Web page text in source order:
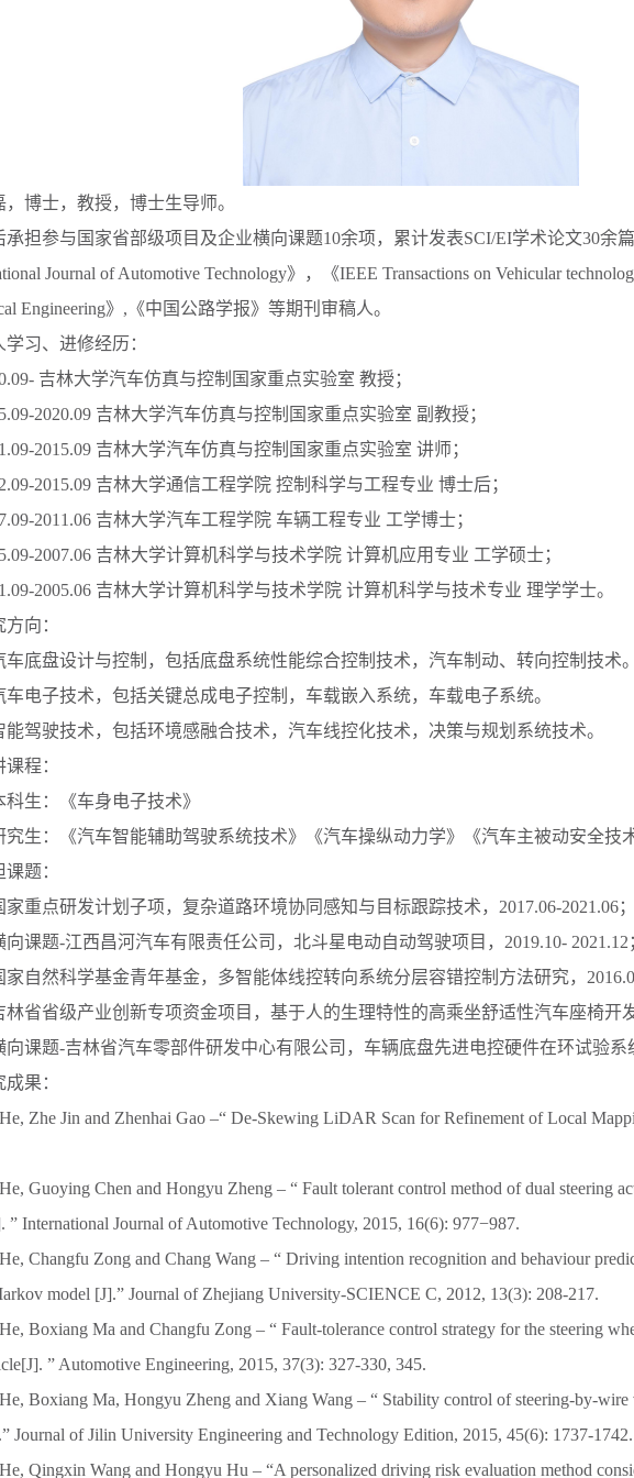
，博士，教授，博士生导师。
承担参与国家省部级项目及企业横向课题10余项，累计发表SCI/EI学术论文30余
Journal of Automotive Technology》，《IEEE Transactions on Vehicular
Engineering》 , 《中国公路学报》等期刊审稿人。
学习、进修经历：
吉林大学汽车仿真与控制国家重点实验室 教授；
2020.09 吉林大学汽车仿真与控制国家重点实验室 副教授；
2015.09 吉林大学汽车仿真与控制国家重点实验室 讲师；
2015.09 吉林大学通信工程学院 控制科学与工程专业 博士后；
2011.06 吉林大学汽车工程学院 车辆工程专业 工学博士；
2007.06 吉林大学计算机科学与技术学院 计算机应用专业 工学硕士；
2005.06 吉林大学计算机科学与技术学院 计算机科学与技术专业 理学学士。
向：
车底盘设计与控制，包括底盘系统性能综合控制技术，汽车制动、转向控制技术。
车电子技术，包括关键总成电子控制，车载嵌入系统，车载电子系统。
能驾驶技术，包括环境感融合技术，汽车线控化技术，决策与规划系统技术。
程：
科生：《车身电子技术》
究生：《汽车智能辅助驾驶系统技术》《汽车操纵动力学》《汽车主被动安全技
题：
家重点研发计划子项，复杂道路环境协同感知与目标跟踪技术， 2017.06-2021.06；
向课题-江西昌河汽车有限责任公司，北斗星电动自动驾驶项目， 2019.10- 2021.12
家自然科学基金青年基金，多智能体线控转向系统分层容错控制方法研究，
林省省级产业创新专项资金项目，基于人的生理特性的高乘坐舒适性汽车座椅开发
向课题-吉林省汽车零部件研发中心有限公司，车辆底盘先进电控硬件在环试验系
果：
Zhe Jin and Zhenhai Gao –“ De-Skewing LiDAR Scan for Refinement of Local
Guoying Chen and Hongyu Zheng – “ Fault tolerant control method of dual steering
” International Journal of Automotive Technology, 2015, 16(6): 977−987.
Changfu Zong and Chang Wang – “ Driving intention recognition and behaviour
model [J].” Journal of Zhejiang University-SCIENCE C, 2012, 13(3): 208-217.
Boxiang Ma and Changfu Zong – “ Fault-tolerance control strategy for the steering
” Automotive Engineering, 2015, 37(3): 327-330, 345.
Boxiang Ma, Hongyu Zheng and Xiang Wang – “ Stability control of steering-by-wire
” Journal of Jilin University Engineering and Technology Edition, 2015, 45(6): 1737-1742.
Qingxin Wang and Hongyu Hu – “A personalized driving risk evaluation method